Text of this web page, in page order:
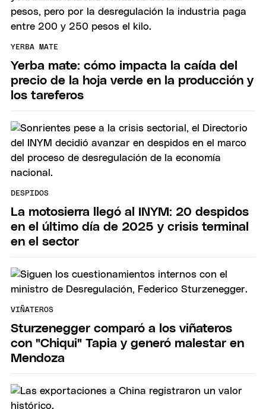
YERBA MATE
Yerba mate: cómo impacta la caída del
precio de la hoja verde en la producción y
los tareferos
DESPIDOS
La motosierra llegó al INYM: 20 despidos
en el último día de 2025 y crisis terminal
en el sector
VIÑATEROS
Sturzenegger comparó a los viñateros
con "Chiqui" Tapia y generó malestar en
Mendoza